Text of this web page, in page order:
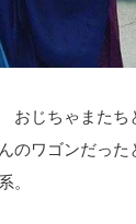
じちゃまたち
んのワゴンだ
。